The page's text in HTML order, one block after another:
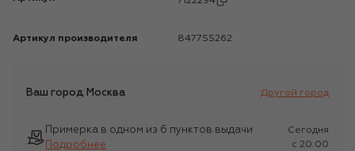
Артикул производителя 8477SS262
Ваш город Москва Другой город
Примерка в одном из 6 пунктов выдачи
Подробнее
Сегодня
c 20:00